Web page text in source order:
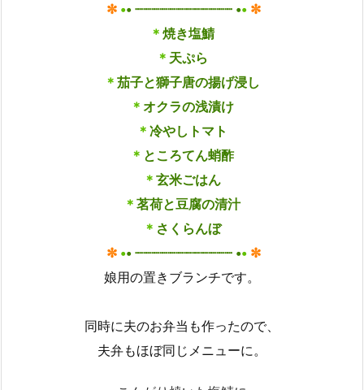
✼ •• ┈┈┈┈┈┈┈┈┈┈┈┈ •• ✼
＊ 焼き塩鯖
＊ 天ぷら
＊ 茄子と獅子唐の揚げ浸し
＊ オクラの浅漬け
＊ 冷やしトマト
＊ ところてん蛸酢
＊ 玄米ごはん
＊ 茗荷と豆腐の清汁
＊ さくらんぼ
✼ •• ┈┈┈┈┈┈┈┈┈┈┈┈ •• ✼
娘用の置きブランチです。
同時に夫のお弁当も作ったので、
夫弁もほぼ同じメニューに。